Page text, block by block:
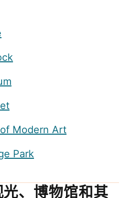
Modern Art
Park
、博物馆和其